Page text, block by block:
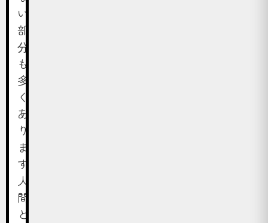
い
部
分
も
多
く
あ
り
ま
す。
人
間
と